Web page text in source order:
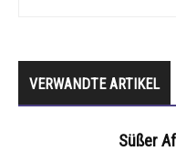
VERWANDTE ARTIKEL
Süßer